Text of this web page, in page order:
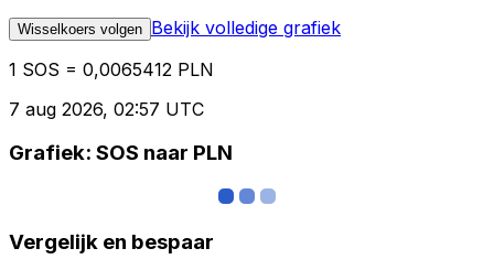
Wisselkoers volgen Bekijk volledige grafiek
1 SOS = 0,0065412 PLN
7 aug 2026, 02:57 UTC
Grafiek: SOS naar PLN
Vergelijk en bespaar